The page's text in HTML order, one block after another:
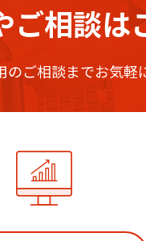
ご相談は
ご相談までお気軽